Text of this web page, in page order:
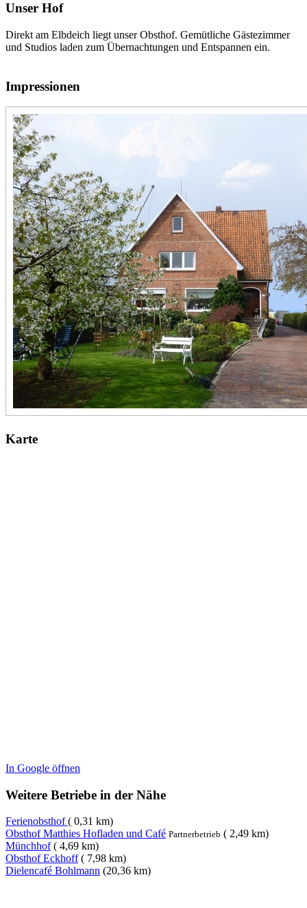
Unser Hof
Direkt am Elbdeich liegt unser Obsthof. Gemütliche Gästezimmer
und Studios laden zum Übernachtungen und Entspannen ein.
Impressionen
Karte
In Google öffnen
Weitere Betriebe in der Nähe
Ferienobsthof( 0,31 km)
Obsthof Matthies Hofladen und Café Partnerbetrieb ( 2,49 km)
Münchhof( 4,69 km)
Obsthof Eckhoff( 7,98 km)
Dielencafé Bohlmann (20,36 km)